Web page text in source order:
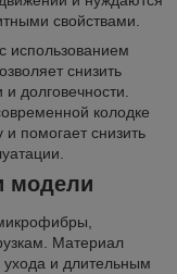
свойствами.
использованием
снизить
долговечности.
колодке
помогает снизить
модели
Материал
и длительным